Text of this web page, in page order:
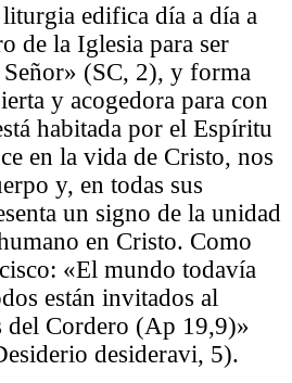
edifica día a día a
de la Iglesia para ser
(SC, 2), y forma
y acogedora para con
habitada por el Espíritu
en la vida de Cristo, nos
y, en todas sus
un signo de la unidad
en Cristo. Como
«El mundo todavía
están invitados al
del Cordero (Ap 19,9)»
desideravi, 5).